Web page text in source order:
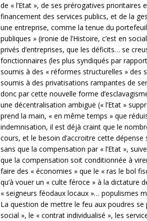
de « l’Etat », de ses prérogatives
financement des services publics, et de la
une entreprise, comme la tenue du
publiques » (ironie de l’Histoire, c’est en
privés d’entreprises, que les déficits… se
fonctionnaires (les plus syndiqués par
soumis à des « réformes structurelles »
soumis à des privatisations rampantes de
donc par cette nouvelle forme
une décentralisation ambiguë (« l’Etat »
prend la main, « en même temps » que
indemnisation, il est déjà craint que le
cours, et le besoin d’accroitre cette
sans que la compensation par « l’Etat »,
que la compensation soit conditionnée à
faire des « économies » que le « ras le bol
qu’à vouer un « culte féroce » à la dictature
« seigneurs féodaux locaux »… populismes
La question de mettre le feu aux poudres
social », le « contrat individualisé », les